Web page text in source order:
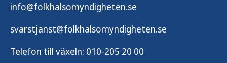
info@folkhalsomyndigheten.se
svarstjanst@folkhalsomyndigheten.se
Telefon till växeln: 010-205 20 00